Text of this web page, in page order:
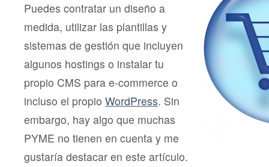
Puedes contratar un diseño a
medida, utilizar las plantillas y
sistemas de gestión que incluyen
algunos hostings o instalar tu
propio CMS para e-commerce o
incluso el propio WordPress. Sin
embargo, hay algo que muchas
PYME no tienen en cuenta y me
gustaría destacar en este artículo.